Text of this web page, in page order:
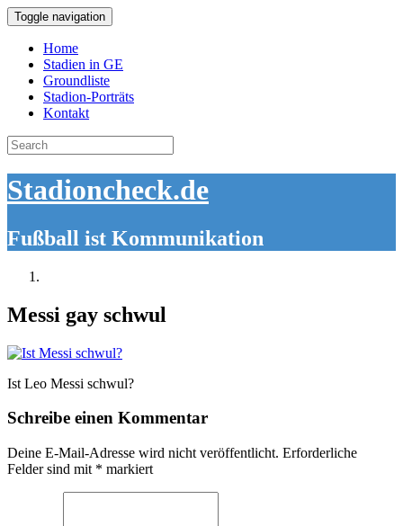
Toggle navigation
Home
Stadien in GE
Groundliste
Stadion-Porträts
Kontakt
Search
for:
Stadioncheck.de
Fußball ist Kommunikation
Messi gay schwul
Ist Leo Messi schwul?
Schreibe einen Kommentar
Deine E-Mail-Adresse wird nicht veröffentlicht. Erforderliche
Felder sind mit * markiert